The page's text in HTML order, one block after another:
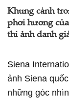
Khung cảnh
phơi hương
thi ảnh danh
Siena
ảnh Siena
những góc